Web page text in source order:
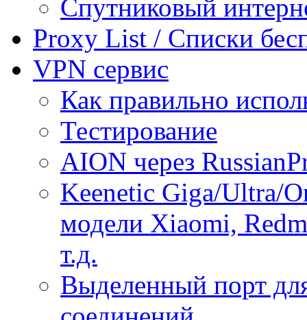
Спутниковый
Proxy List / Списки
VPN сервис
Как правильно
Тестирование
AION через
Keenetic Giga/Ultra/
модели Xiaomi,
т.д.
Выделенный порт